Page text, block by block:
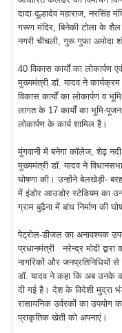
दादा दूल्हादेव महाराज, नरसिंह
गरूण मंदिर, बिनेकी टोला के शैल
नगरी चीचली, गुरू गुफा अमोदा
40 विकास कार्यों का लोकार्पण
मुख्यमंत्री डॉ. यादव ने
विकास कार्यों का लोकार्पण व
लागत के 17 कार्यों का भूमि-
लोकार्पण के कार्य शामिल है।
मुंगवानी में बनेगा कॉलेज, शेढ़
मुख्यमंत्री डॉ. यादव ने
घोषणा की। उन्होंने बेलखेड़ी-
में इंडोर आउडोर स्टेडियम का
ग्राम बुढ़ैना में बांध निर्माण की
पेट्रोल-डीजल का अनावश्यक
प्रधानमंत्री नरेन्द्र मोदी
नागरिकों और जनप्रतिनिधियों
डॉ. यादव ने कहा कि अब उनके
दी गई है। देश के विदेशी मुद्रा
रासायनिक उर्वरकों का
प्राकृतिक खेती को अपनाएं।